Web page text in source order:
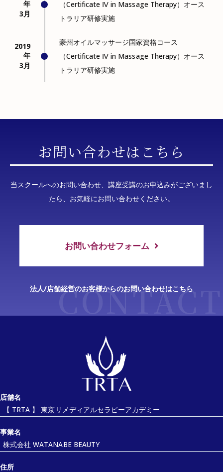
年
3月
（Certificate Ⅳ in Massage Therapy）オース
トラリア研修実施
2019
年
3月
豪州オイルマッサージ国家資格コース
（Certificate Ⅳ in Massage Therapy）オース
トラリア研修実施
お問い合わせはこちら
当スクールへのお問い合わせ、講座受講のお申込みがございまし
たら、お気軽にお問い合わせください。
お問い合わせフォーム
法人/店舗経営のお客様からのお問い合わせはこちら
店舗名
【 TRTA 】 東京リメディアルセラピーアカデミー
事業名
株式会社 WATANABE BEAUTY
住所